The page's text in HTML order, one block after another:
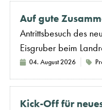
Auf gute
Antrittsbesuch des
Eisgruber beim
04. August 2026
Kick-Off für